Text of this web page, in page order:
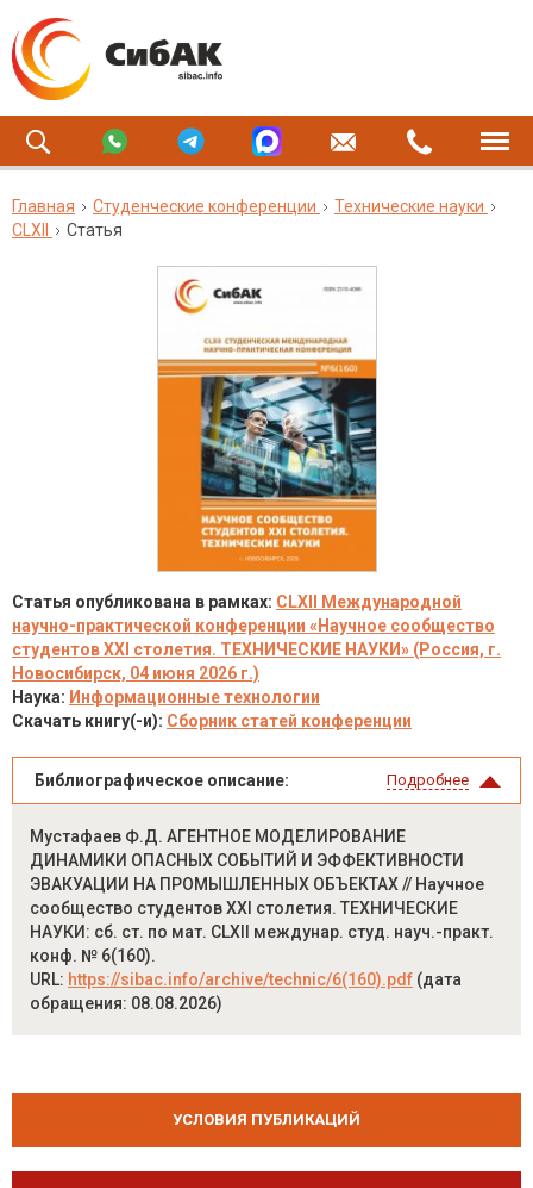
Главная Студенческие конференции
Технические науки
CLXII
Статья
Статья опубликована в рамках: CLXII Международной
научно-практической конференции «Научное сообщество
студентов XXI столетия. ТЕХНИЧЕСКИЕ НАУКИ» (Россия, г.
Новосибирск, 04 июня 2026 г.)
Наука: Информационные технологии
Скачать книгу(-и): Сборник статей конференции
Библиографическое описание: Подробнее
Мустафаев Ф.Д. АГЕНТНОЕ МОДЕЛИРОВАНИЕ
ДИНАМИКИ ОПАСНЫХ СОБЫТИЙ И ЭФФЕКТИВНОСТИ
ЭВАКУАЦИИ НА ПРОМЫШЛЕННЫХ ОБЪЕКТАХ // Научное
сообщество студентов XXI столетия. ТЕХНИЧЕСКИЕ
НАУКИ: сб. ст. по мат. CLXII междунар. студ. науч.-практ.
конф. № 6(160).
URL: https://sibac.info/archive/technic/6(160).pdf (дата
обращения: 08.08.2026)
УСЛОВИЯ ПУБЛИКАЦИЙ